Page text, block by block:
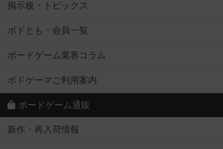
掲示板・トピックス
ボドとも・会員一覧
ボードゲーム業界コラム
ボドゲーマご利用案内
ボードゲーム通販
新作・再入荷情報